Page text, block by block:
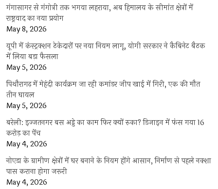
गंगासागर से गंगोत्री तक भगवा लहराया, अब हिमालय के सीमांत क्षेत्रों में
राष्ट्रवाद का नया प्रयोग
May 8, 2026
यूपी में कंस्ट्रक्शन ठेकेदारों पर नया नियम लागू, योगी सरकार ने कैबिनेट बैठक
में लिया बड़ा फैसला
May 5, 2026
पिथौरागढ़ में मेहंदी कार्यक्रम जा रही कमांडर जीप खाई में गिरी, एक की मौत
तीन घायल
May 5, 2026
बरेली: इज्जतनगर बस अड्डे का काम फिर क्यों रुका? डिजाइन में फंस गया 16
करोड़ का पेंच
May 4, 2026
नोएडा के ग्रामीण क्षेत्रों में घर बनाने के नियम होंगे आसान, निर्माण से पहले नक्शा
पास कराना होगा जरूरी
May 4, 2026